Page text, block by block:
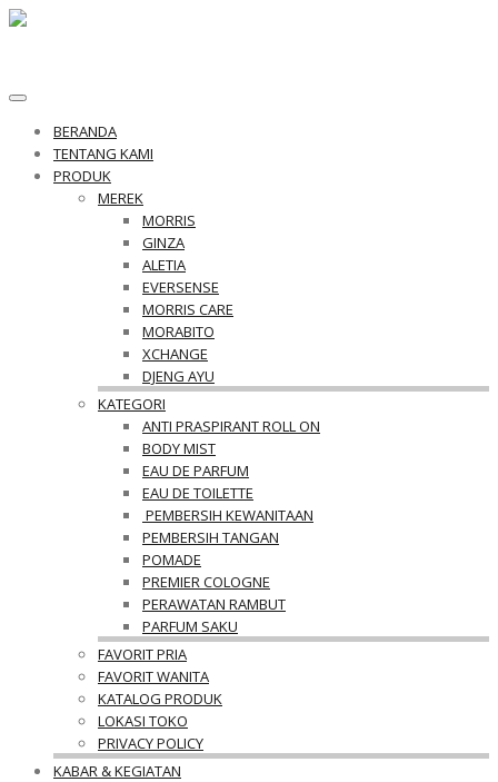
Toggle
BERANDA
TENTANG KAMI
PRODUK
MEREK
MORRIS
GINZA
ALETIA
EVERSENSE
MORRIS CARE
MORABITO
XCHANGE
DJENG AYU
KATEGORI
ANTI PRASPIRANT ROLL ON
BODY MIST
EAU DE PARFUM
EAU DE TOILETTE
PEMBERSIH KEWANITAAN
PEMBERSIH TANGAN
POMADE
PREMIER COLOGNE
PERAWATAN RAMBUT
PARFUM SAKU
FAVORIT PRIA
FAVORIT WANITA
KATALOG PRODUK
LOKASI TOKO
PRIVACY POLICY
KABAR & KEGIATAN